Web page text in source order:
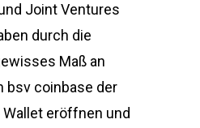
Joint Ventures
durch die
Maß an
bsv coinbase der
eröffnen und